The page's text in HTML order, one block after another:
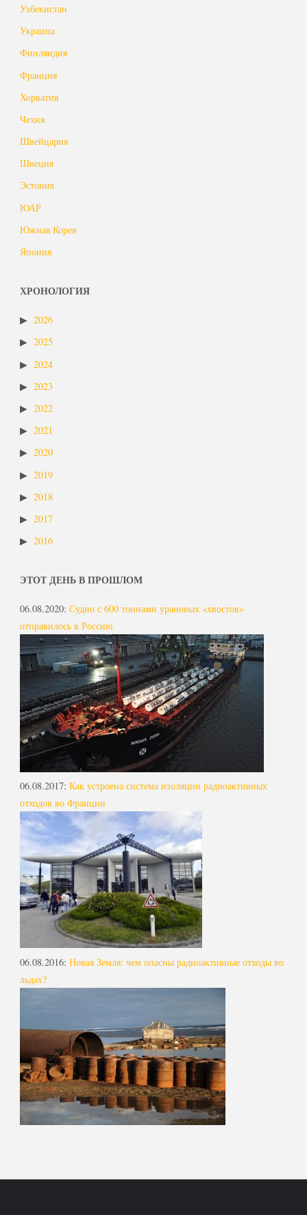
Узбекистан
Украина
Финляндия
Франция
Хорватия
Чехия
Швейцария
Швеция
Эстония
ЮАР
Южная Корея
Япония
ХРОНОЛОГИЯ
2026
2025
2024
2023
2022
2021
2020
2019
2018
2017
2016
ЭТОТ ДЕНЬ В ПРОШЛОМ
06.08.2020: Судно с 600 тоннами урановых «хвостов»
отправилось в Россию
06.08.2017: Как устроена система изоляции радиоактивных
отходов во Франции
06.08.2016: Новая Земля: чем опасны радиоактивные отходы во
льдах?